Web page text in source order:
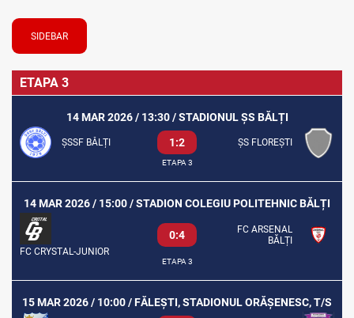
SIDEBAR
ETAPA 3
14 MAR 2026 / 13:30 / STADIONUL ȘS BĂLȚI
ȘSSF BĂLȚI 1:2 ȘS FLOREȘTI
ETAPA 3
14 MAR 2026 / 15:00 / STADION COLEGIU POLITEHNIC BĂLȚI
FC CRYSTAL-JUNIOR
0:4
FC ARSENAL
BĂLȚI
ETAPA 3
15 MAR 2026 / 10:00 / FĂLEȘTI, STADIONUL ORĂȘENESC, T/S